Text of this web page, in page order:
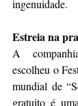
ingenuidade.
Estreia na
A
escolheu o
mundial de
gratuito é